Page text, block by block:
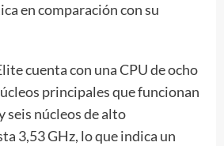
en comparación con su
cuenta con una CPU de ocho
principales que funcionan
seis núcleos de alto
3,53 GHz, lo que indica un